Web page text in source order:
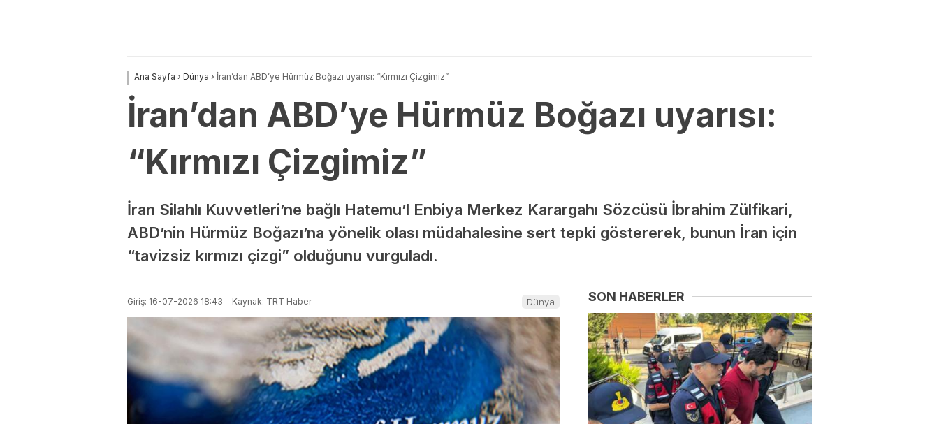
Ana Sayfa › Dünya › İran’dan ABD’ye Hürmüz Boğazı uyarısı: “Kırmızı Çizgimiz”
İran’dan ABD’ye Hürmüz Boğazı uyarısı:
“Kırmızı Çizgimiz”
İran Silahlı Kuvvetleri’ne bağlı Hatemu’l Enbiya Merkez Karargahı Sözcüsü İbrahim Zülfikari,
ABD’nin Hürmüz Boğazı’na yönelik olası müdahalesine sert tepki göstererek, bunun İran için
“tavizsiz kırmızı çizgi” olduğunu vurguladı.
Giriş: 16-07-2026 18:43 Kaynak: TRT Haber Dünya SON HABERLER